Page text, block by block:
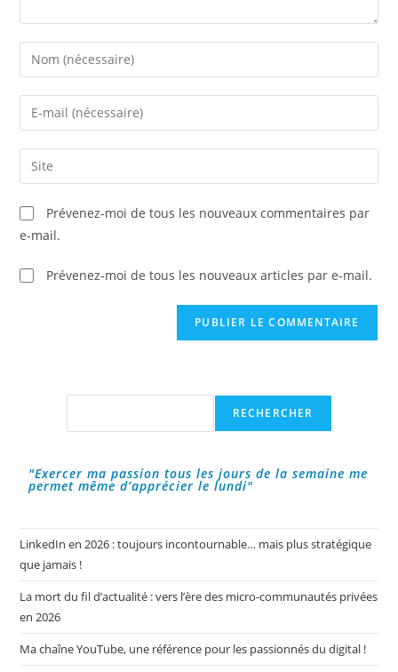
Enter
your
name
comment
Enter
your
email
address
comment
Saisir
l’URL
de
votre
(facultatif)
Prévenez-moi de tous les nouveaux commentaires par
e-mail.
Prévenez-moi de tous les nouveaux articles par e-mail.
Rechercher
RECHERCHER
"Exercer ma passion tous les jours de la semaine me
permet même d’apprécier le lundi"
LinkedIn en 2026 : toujours incontournable… mais plus stratégique
que jamais !
La mort du fil d’actualité : vers l’ère des micro-communautés privées
en 2026
Ma chaîne YouTube, une référence pour les passionnés du digital !